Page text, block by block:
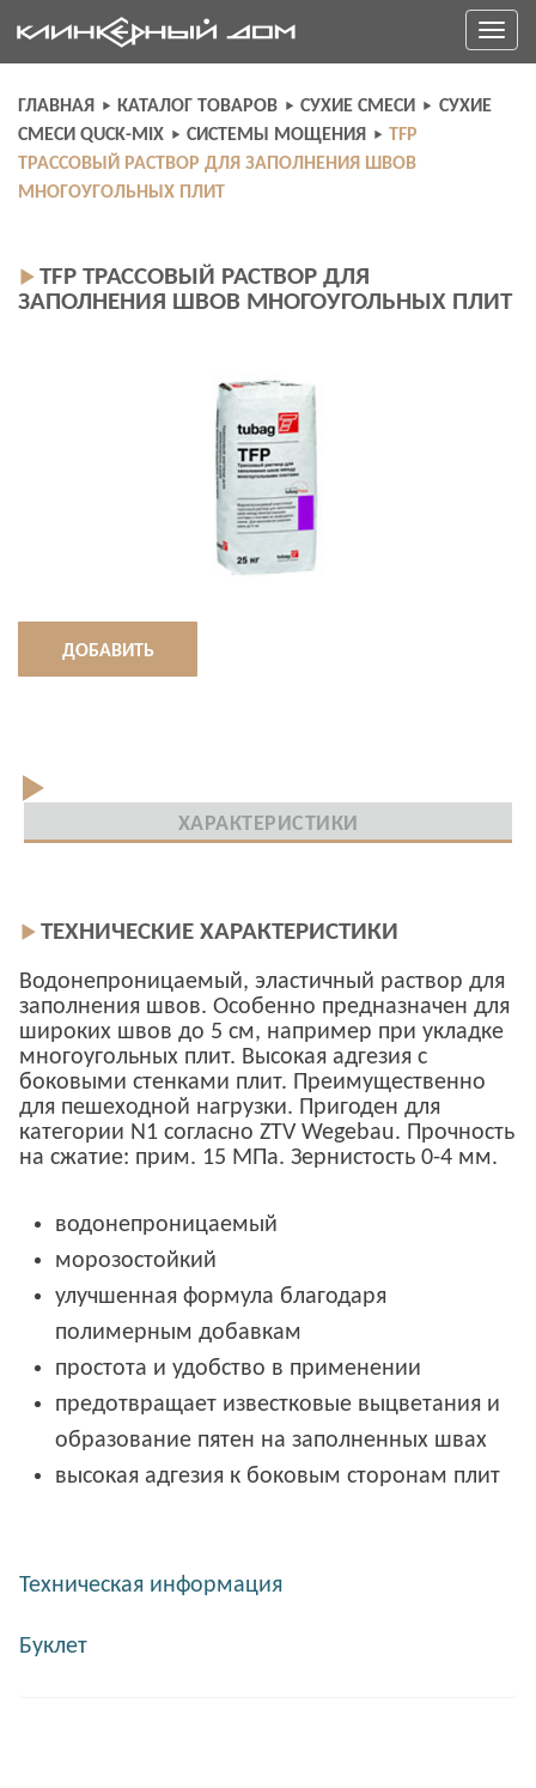
to
content
Toggle
ГЛАВНАЯ КАТАЛОГ ТОВАРОВ СУХИЕ СМЕСИ
СУХИЕ
СМЕСИ QUCK-MIX
СИСТЕМЫ МОЩЕНИЯ
TFP
ТРАССОВЫЙ РАСТВОР ДЛЯ ЗАПОЛНЕНИЯ ШВОВ
МНОГОУГОЛЬНЫХ ПЛИТ
TFP ТРАССОВЫЙ РАСТВОР ДЛЯ
ЗАПОЛНЕНИЯ ШВОВ МНОГОУГОЛЬНЫХ ПЛИТ
ДОБАВИТЬ
ХАРАКТЕРИСТИКИ
ТЕХНИЧЕСКИЕ ХАРАКТЕРИСТИКИ
Водонепроницаемый, эластичный раствор для
заполнения швов. Особенно предназначен для
широких швов до 5 см, например при укладке
многоугольных плит. Высокая адгезия с
боковыми стенками плит. Преимущественно
для пешеходной нагрузки. Пригоден для
категории N1 согласно ZTV Wegebau. Прочность
на сжатие: прим. 15 МПа. Зернистость 0-4 мм.
водонепроницаемый
морозостойкий
улучшенная формула благодаря
полимерным добавкам
простота и удобство в применении
предотвращает известковые выцветания и
образование пятен на заполненных швах
высокая адгезия к боковым сторонам плит
Техническая информация
Буклет